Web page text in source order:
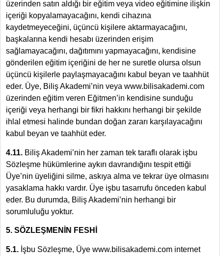
üzerinden satın aldığı bir eğitim veya video eğitimine ilişkin
içeriği kopyalamayacağını, kendi cihazına
kaydetmeyeceğini, üçüncü kişilere aktarmayacağını,
başkalarına kendi hesabı üzerinden erişim
sağlamayacağını, dağıtımını yapmayacağını, kendisine
gönderilen eğitim içeriğini de her ne suretle olursa olsun
üçüncü kişilerle paylaşmayacağını kabul beyan ve taahhüt
eder. Üye, Biliş Akademi’nin veya www.bilisakademi.com
üzerinden eğitim veren Eğitmen’in kendisine sunduğu
içeriği veya herhangi bir fikri hakkını herhangi bir şekilde
ihlal etmesi halinde bundan doğan zararı karşılayacağını
kabul beyan ve taahhüt eder.
4.11. Biliş Akademi’nin her zaman tek taraflı olarak işbu
Sözleşme hükümlerine aykırı davrandığını tespit ettiği
Üye’nin üyeliğini silme, askıya alma ve tekrar üye olmasını
yasaklama hakkı vardır. Üye işbu tasarrufu önceden kabul
eder. Bu durumda, Biliş Akademi’nin herhangi bir
sorumluluğu yoktur.
5. SÖZLEŞMENİN FESHİ
5.1. İşbu Sözleşme, Üye www.bilisakademi.com internet